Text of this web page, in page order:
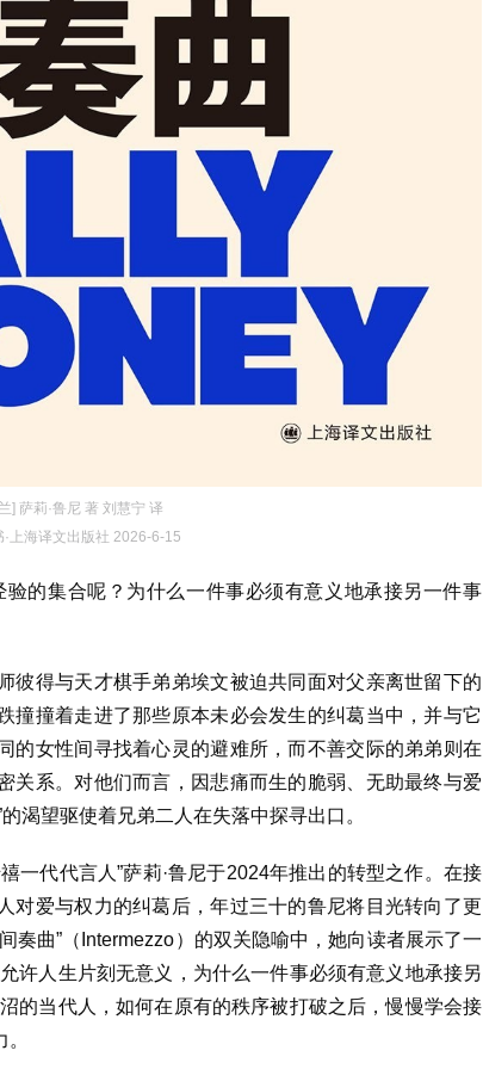
] 萨莉·鲁尼 著 刘慧宁 译
·上海译文出版社 2026-6-15
的集合呢？为什么一件事必须有意义地承接另一件事
彼得与天才棋手弟弟埃文被迫共同面对父亲离世留下的
撞撞着走进了那些原本未必会发生的纠葛当中，并与它
的女性间寻找着心灵的避难所，而不善交际的弟弟则在
关系。对他们而言，因悲痛而生的脆弱、无助最终与爱
渴望驱使着兄弟二人在失落中探寻出口。
一代代言人”萨莉·鲁尼于2024年推出的转型之作。在接
对爱与权力的纠葛后，年过三十的鲁尼将目光转向了更
奏曲”（Intermezzo）的双关隐喻中，她向读者展示了一
许人生片刻无意义，为什么一件事必须有意义地承接另
的当代人，如何在原有的秩序被打破之后，慢慢学会接